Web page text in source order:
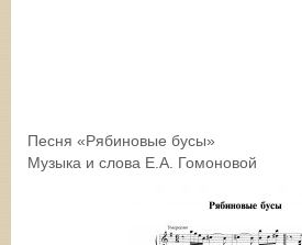
Песня «Рябиновые бусы»
Музыка и слова Е.А. Гомоновой